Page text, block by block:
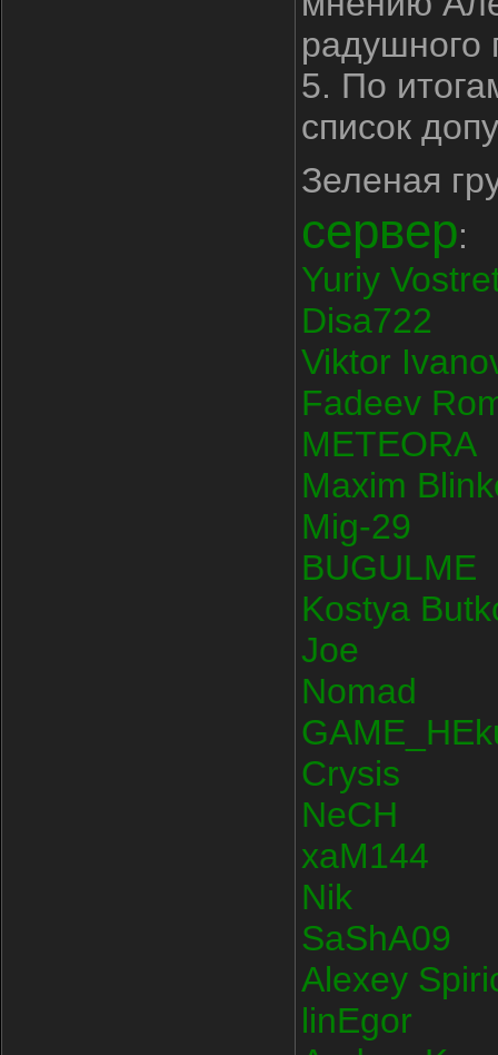
радушного
5. По
список
Зеленая
сервер:
Yuriy
Disa722
Viktor
Fadeev
METEORA
Maxim
Mig-29
BUGULME
Kostya
Joe
Nomad
Crysis
NeCH
xaM144
Nik
SaShA09
Alexey
linEgor